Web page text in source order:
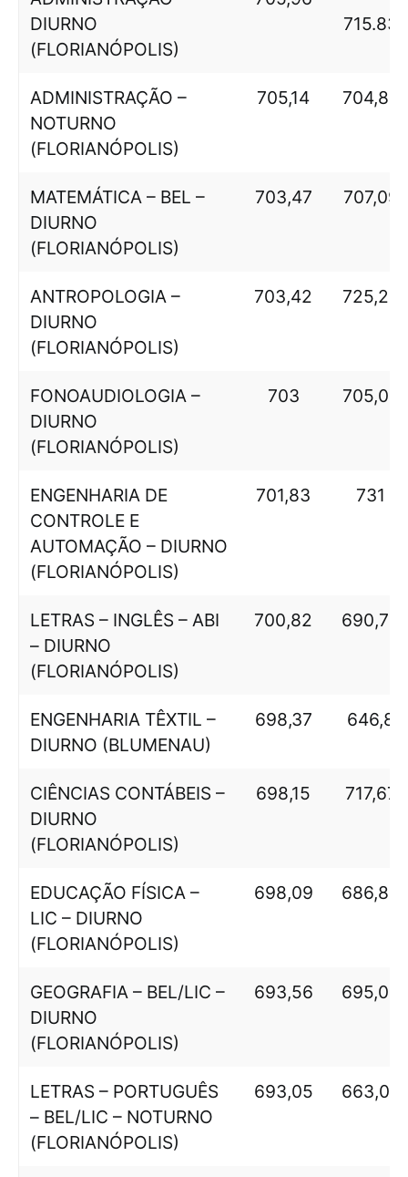
DIURNO
(FLORIANÓPOLIS)
715.83
ADMINISTRAÇÃO –
NOTURNO
(FLORIANÓPOLIS)
705,14 704,86
MATEMÁTICA – BEL –
DIURNO
(FLORIANÓPOLIS)
703,47 707,09
ANTROPOLOGIA –
DIURNO
(FLORIANÓPOLIS)
703,42 725,25
FONOAUDIOLOGIA –
DIURNO
(FLORIANÓPOLIS)
703 705,04
ENGENHARIA DE
CONTROLE E
AUTOMAÇÃO – DIURNO
(FLORIANÓPOLIS)
701,83 731
LETRAS – INGLÊS – ABI
– DIURNO
(FLORIANÓPOLIS)
700,82 690,75
ENGENHARIA TÊXTIL –
DIURNO (BLUMENAU)
698,37 646,8
CIÊNCIAS CONTÁBEIS –
DIURNO
(FLORIANÓPOLIS)
698,15 717,67
EDUCAÇÃO FÍSICA –
LIC – DIURNO
(FLORIANÓPOLIS)
698,09 686,85
GEOGRAFIA – BEL/LIC –
DIURNO
(FLORIANÓPOLIS)
693,56 695,04
LETRAS – PORTUGUÊS
– BEL/LIC – NOTURNO
(FLORIANÓPOLIS)
693,05 663,05